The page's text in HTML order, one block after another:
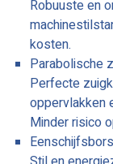
Robuuste en
kosten.
Parabolische
Perfecte
oppervlakken
Minder risico